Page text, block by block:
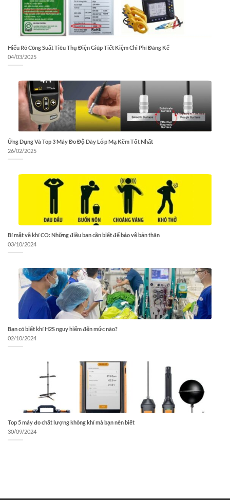
Hiểu Rõ Công Suất Tiêu Thụ Điện Giúp Tiết Kiệm Chi Phí Đáng Kể
04/03/2025
Ứng Dụng Và Top 3 Máy Đo Độ Dày Lớp Mạ Kẽm Tốt Nhất
26/02/2025
Bí mật về khí CO: Những điều bạn cần biết để bảo vệ bản thân
03/10/2024
Bạn có biết khí H2S nguy hiểm đến mức nào?
02/10/2024
Top 5 máy đo chất lượng không khí mà bạn nên biết
30/09/2024